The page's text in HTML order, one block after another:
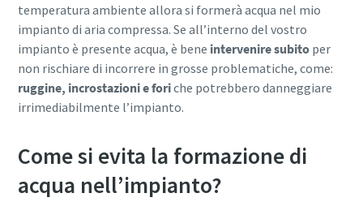
temperatura ambiente allora si formerà acqua nel mio
impianto di aria compressa. Se all’interno del vostro
impianto è presente acqua, è bene intervenire subitoper
non rischiare di incorrere in grosse problematiche, come:
ruggine, incrostazioni e foriche potrebbero danneggiare
irrimediabilmente l’impianto.
Come si evita la formazione di
acqua nell’impianto?